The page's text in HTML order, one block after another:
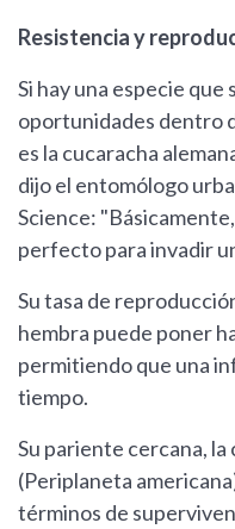
Resistencia y
Si hay una especie que
oportunidades dentro
es la cucaracha
dijo el entomólogo
Science:
perfecto para invadir
Su tasa de
hembra puede poner
permitiendo que una
tiempo.
Su pariente cercana,
(Periplaneta
términos de